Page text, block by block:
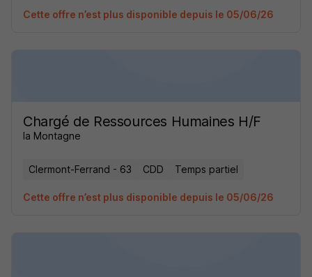
Cette offre n’est plus disponible depuis le 05/06/26
Chargé de Ressources Humaines H/F
la Montagne
Clermont-Ferrand - 63 CDD Temps partiel
Cette offre n’est plus disponible depuis le 05/06/26